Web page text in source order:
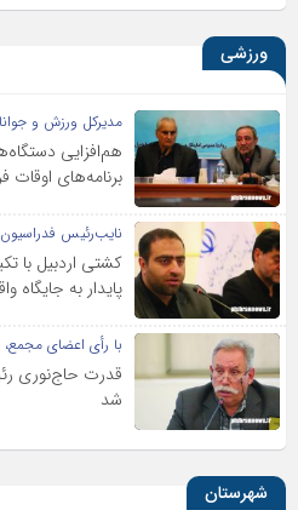
ورزشی
مدیرکل ورزش و
هم‌افزایی
برنامه‌های
نایب‌رئیس
کشتی اردبیل با
پایدار به جایگاه
با رأی اعضای مجمع،
قدرت حاج‌نوری
شد
شهرستان